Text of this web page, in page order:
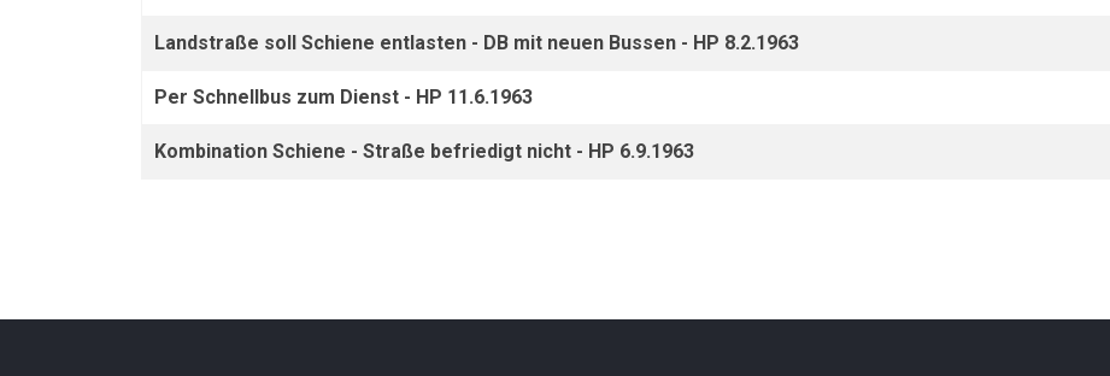
Landstraße soll Schiene entlasten - DB mit neuen Bussen - HP 8.2.1963
Per Schnellbus zum Dienst - HP 11.6.1963
Kombination Schiene - Straße befriedigt nicht - HP 6.9.1963